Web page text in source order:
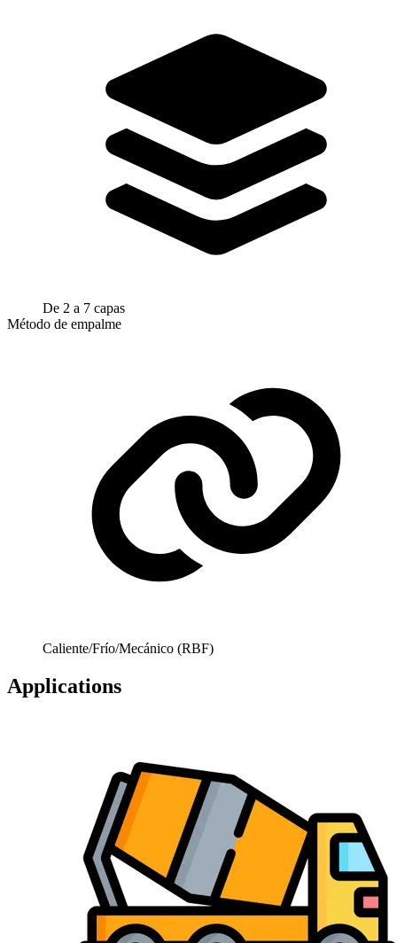
De 2 a 7 capas
Método de empalme
Caliente/Frío/Mecánico (RBF)
Applications